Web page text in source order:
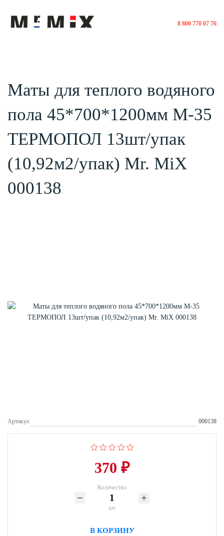
8 800 770 07 76
Маты для теплого водяного
пола 45*700*1200мм М-35
ТЕРМОПОЛ 13шт/упак
(10,92м2/упак) Mr. MiX
000138
Артикул 000138
370 ₽
Количество
шт
В КОРЗИНУ